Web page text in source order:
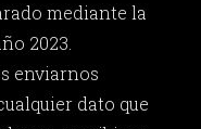
mediante la
2023.
enviarnos
dato que